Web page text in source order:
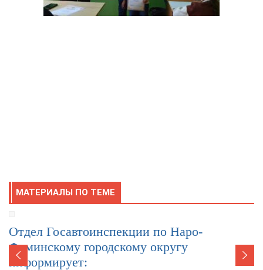
МАТЕРИАЛЫ ПО ТЕМЕ
Отдел Госавтоинспекции по Наро-
Фоминскому городскому округу
информирует: